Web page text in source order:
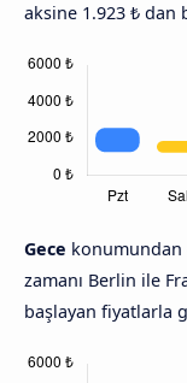
aksine 1.923 ₺ dan
Gece
zamanı Berlin ile
başlayan fiyatlarla